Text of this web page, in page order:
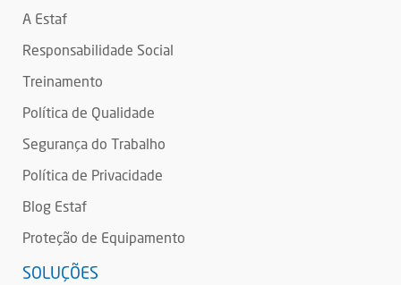
A Estaf
Responsabilidade Social
Treinamento
Política de Qualidade
Segurança do Trabalho
Política de Privacidade
Blog Estaf
Proteção de Equipamento
SOLUÇÕES